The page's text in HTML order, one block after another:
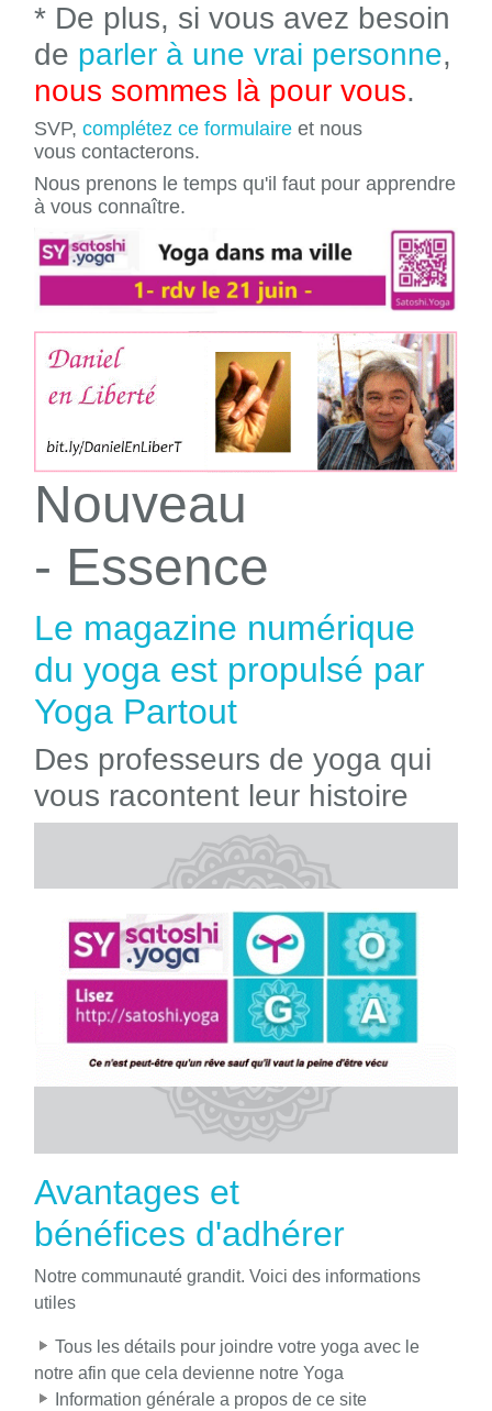
* De plus, si vous avez besoin
de parler à une vrai personne,
nous sommes là pour vous.
SVP, complétez ce formulaire et nous
vous contacterons.
Nous prenons le temps qu'il faut pour apprendre
à vous connaître.
Nouveau
- Essence
Le magazine numérique
du yoga est propulsé par
Yoga Partout
Des professeurs de yoga qui
vous racontent leur histoire
Avantages et
bénéfices d'adhérer
Notre communauté grandit. Voici des informations
utiles
Tous les détails pour joindre votre yoga avec le
notre afin que cela devienne notre Yoga
Information générale a propos de ce site